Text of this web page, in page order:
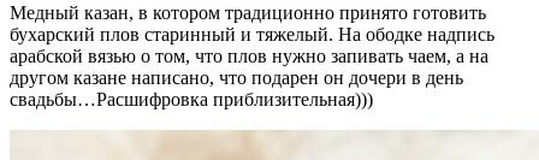
Медный казан, в котором традиционно принято готовить
бухарский плов старинный и тяжелый. На ободке надпись
арабской вязью о том, что плов нужно запивать чаем, а на
другом казане написано, что подарен он дочери в день
свадьбы…Расшифровка приблизительная)))